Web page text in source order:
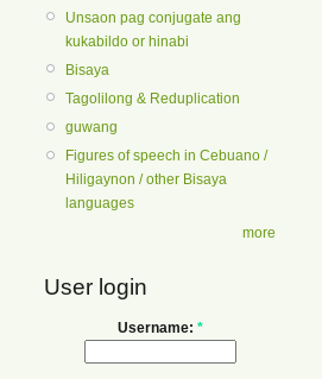
Unsaon pag conjugate ang
kukabildo or hinabi
Bisaya
Tagolilong & Reduplication
guwang
Figures of speech in Cebuano /
Hiligaynon / other Bisaya
languages
more
User login
Username: *